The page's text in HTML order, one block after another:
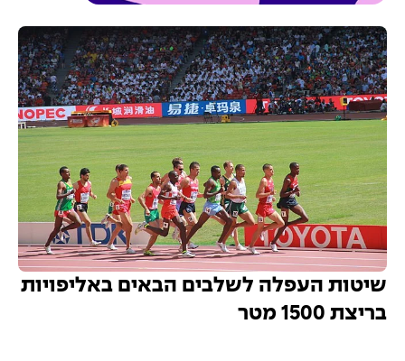
שיטות העפלה לשלבים הבאים באליפויות
בריצת 1500 מטר